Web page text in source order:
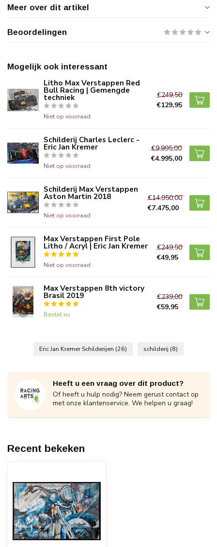
Meer over dit artikel
Beoordelingen
Mogelijk ook interessant
Litho Max Verstappen Red
Bull Racing | Gemengde
techniek
Niet op voorraad
€249,50
€129,95
Schilderij Charles Leclerc -
Eric Jan Kremer
Niet op voorraad
€9.995,00
€4.995,00
Schilderij Max Verstappen
Aston Martin 2018
Niet op voorraad
€14.950,00
€7.475,00
Max Verstappen First Pole
Litho / Acryl | Eric Jan Kremer
Niet op voorraad
€249,50
€49,95
Max Verstappen 8th victory
Brasil 2019
Bestel nu
€239,00
€59,95
Eric Jan Kremer Schilderijen (26) schilderij (8)
Heeft u een vraag over dit product?
Of heeft u hulp nodig? Neem gerust contact op
met onze klantenservice. We helpen u graag!
Recent bekeken